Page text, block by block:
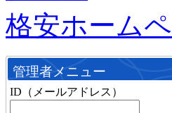
格安ホーム
管理者メニュー
ID（メールアドレス）